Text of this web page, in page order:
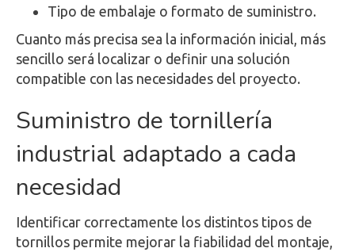
Tipo de embalaje o formato de suministro.
Cuanto más precisa sea la información inicial, más
sencillo será localizar o definir una solución
compatible con las necesidades del proyecto.
Suministro de tornillería
industrial adaptado a cada
necesidad
Identificar correctamente los distintos tipos de
tornillos permite mejorar la fiabilidad del montaje,